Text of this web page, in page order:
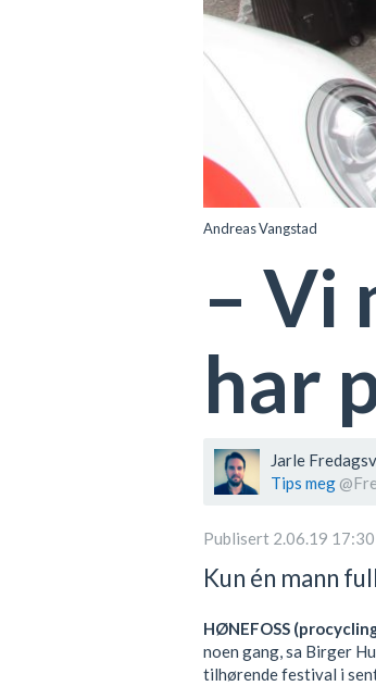
Andreas Vangstad
– Vi
har
Jarle
Tips meg
Publisert 2.06.19 17:30
Kun én mann
HØNEFOSS
noen gang, sa Birger
tilhørende festival i